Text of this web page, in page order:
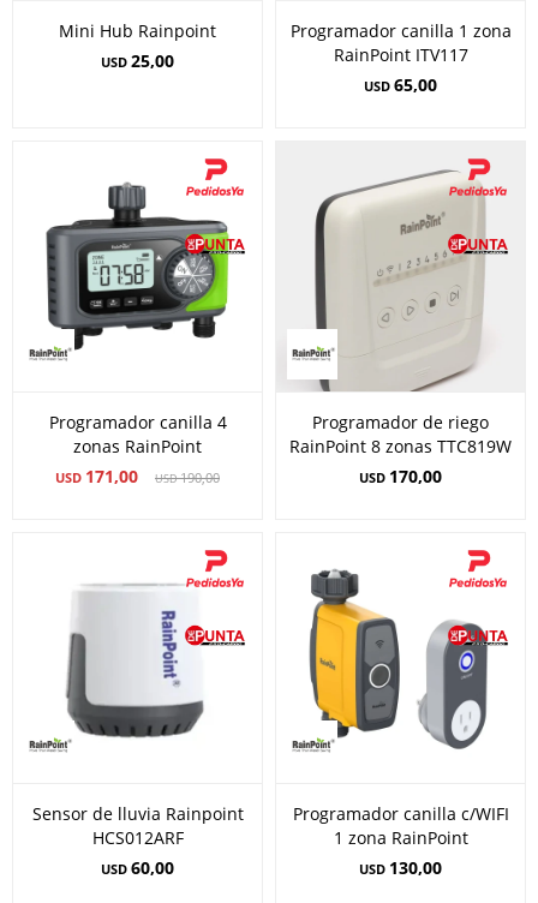
Mini Hub Rainpoint
USD 25,00
Programador canilla 1 zona
RainPoint ITV117
USD 65,00
Programador canilla 4
zonas RainPoint
USD 171,00 USD190,00
Programador de riego
RainPoint 8 zonas TTC819W
USD 170,00
Sensor de lluvia Rainpoint
HCS012ARF
USD 60,00
Programador canilla c/WIFI
1 zona RainPoint
USD 130,00